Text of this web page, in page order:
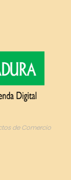
de Comercio